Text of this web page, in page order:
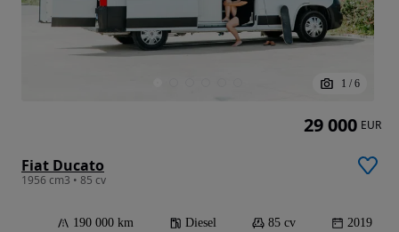
1 / 6
Fiat Ducato
1956 cm3 • 85 cv
190 000 km Diesel 85 cv 2019
29 000 EUR